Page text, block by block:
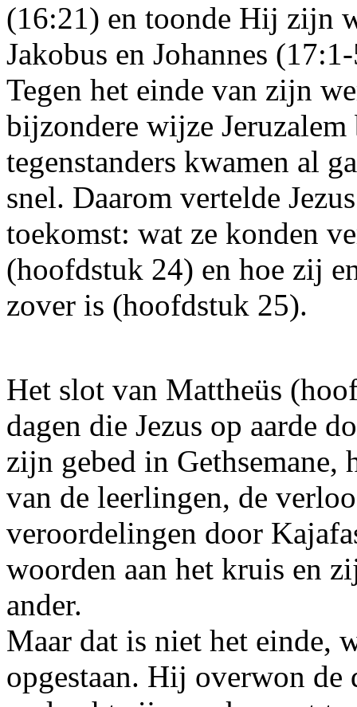
(16:21) en toonde Hij zijn
Jakobus en Johannes
Tegen het einde van zijn
bijzondere wijze
tegenstanders kwamen al
snel. Daarom vertelde
toekomst: wat ze konden
(hoofdstuk 24) en hoe zij
zover is (hoofdstuk 25).
Het slot van Mattheüs
dagen die Jezus op aarde
zijn gebed in Gethsemane,
van de leerlingen, de
veroordelingen door
woorden aan het kruis en
ander.
Maar dat is niet het einde,
opgestaan. Hij overwon